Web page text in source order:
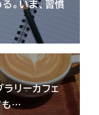
。いま、習慣
リーカフェ
も…